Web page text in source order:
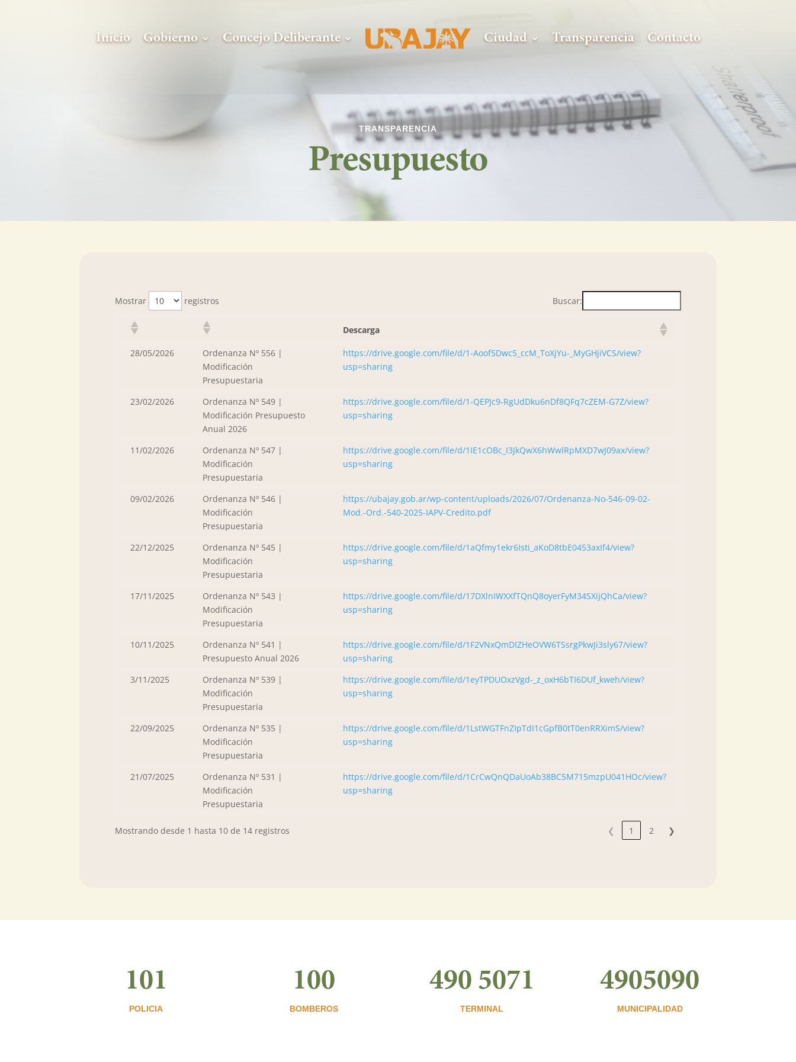
Inicio Gobierno Concejo Deliberante Ciudad Transparencia Contacto
TRANSPARENCIA
Presupuesto
Mostrar registros Buscar:
Descarga
28/05/2026
Ordenanza Nº 556 |
Modificación
Presupuestaria
https://drive.google.com/file/d/1-Aoof5Dwc5_ccM_ToXjYu-_MyGHjiVCS/view?
usp=sharing
23/02/2026
Ordenanza Nº 549 |
Modificación Presupuesto
Anual 2026
https://drive.google.com/file/d/1-QEPJc9-RgUdDku6nDf8QFq7cZEM-G7Z/view?
usp=sharing
11/02/2026
Ordenanza Nº 547 |
Modificación
Presupuestaria
https://drive.google.com/file/d/1IE1cOBc_I3JkQwX6hWwlRpMXD7wJ09ax/view?
usp=sharing
09/02/2026
Ordenanza Nº 546 |
Modificación
Presupuestaria
https://ubajay.gob.ar/wp-content/uploads/2026/07/Ordenanza-No-546-09-02-
Mod.-Ord.-540-2025-IAPV-Credito.pdf
22/12/2025
Ordenanza Nº 545 |
Modificación
Presupuestaria
https://drive.google.com/file/d/1aQfmy1ekr6Isti_aKoD8tbE0453axIf4/view?
usp=sharing
17/11/2025
Ordenanza Nº 543 |
Modificación
Presupuestaria
https://drive.google.com/file/d/17DXlnIWXXfTQnQ8oyerFyM34SXijQhCa/view?
usp=sharing
10/11/2025
Ordenanza Nº 541 |
Presupuesto Anual 2026
https://drive.google.com/file/d/1F2VNxQmDIZHeOVW6TSsrgPkwJi3sly67/view?
usp=sharing
3/11/2025
Ordenanza Nº 539 |
Modificación
Presupuestaria
https://drive.google.com/file/d/1eyTPDUOxzVgd-_z_oxH6bTI6DUf_kweh/view?
usp=sharing
22/09/2025
Ordenanza Nº 535 |
Modificación
Presupuestaria
https://drive.google.com/file/d/1LstWGTFnZIpTdI1cGpfB0tT0enRRXimS/view?
usp=sharing
21/07/2025
Ordenanza Nº 531 |
Modificación
Presupuestaria
https://drive.google.com/file/d/1CrCwQnQDaUoAb38BC5M715mzpU041HOc/view?
usp=sharing
Mostrando desde 1 hasta 10 de 14 registros ❮ 1 2 ❯
101
POLICIA
100
BOMBEROS
490 5071
TERMINAL
4905090
MUNICIPALIDAD